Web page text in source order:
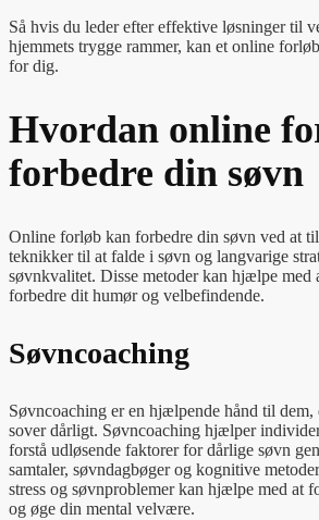
Så hvis du leder efter effektive løsninger til
hjemmets trygge rammer, kan et online
for dig.
Hvordan online
forbedre din søvn
Online forløb kan forbedre din søvn ved at
teknikker til at falde i søvn og langvarige
søvnkvalitet. Disse metoder kan hjælpe med
forbedre dit humør og velbefindende.
Søvncoaching
Søvncoaching er en hjælpende hånd til
sover dårligt. Søvncoaching hjælper
forstå udløsende faktorer for dårlige søvn
samtaler, søvndagbøger og kognitive
stress og søvnproblemer kan hjælpe med at
og øge din mental velvære.